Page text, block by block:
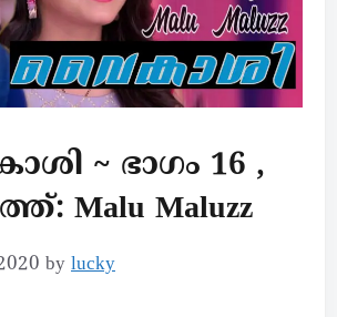
~ ഭാഗം 16 ,
Malu Maluzz
by lucky